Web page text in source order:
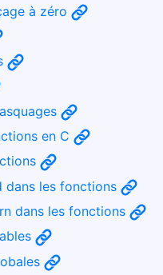
à zéro
en C
dans les fonctions
dans les fonctions